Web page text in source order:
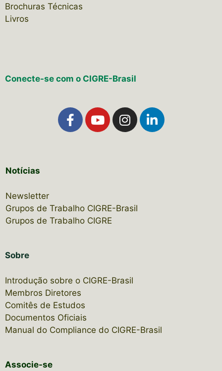
Brochuras Técnicas
Livros
Conecte-se com o CIGRE-Brasil
Notícias
Newsletter
Grupos de Trabalho CIGRE-Brasil
Grupos de Trabalho CIGRE
Sobre
Introdução sobre o CIGRE-Brasil
Membros Diretores
Comitês de Estudos
Documentos Oficiais
Manual do Compliance do CIGRE-Brasil
Associe-se